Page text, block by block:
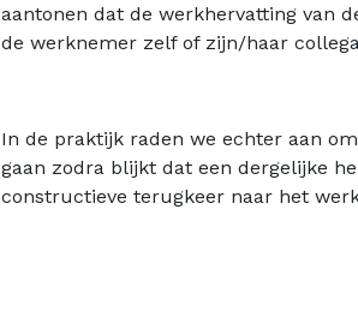
aantonen dat de werkhervatting van
de werknemer zelf of zijn/haar
In de praktijk raden we echter aan
gaan zodra blijkt dat een dergelijke
constructieve terugkeer naar het